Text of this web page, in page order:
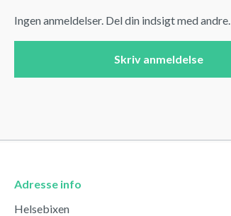
Ingen anmeldelser. Del din indsigt med andre.
Skriv anmeldelse
Adresse info
Helsebixen